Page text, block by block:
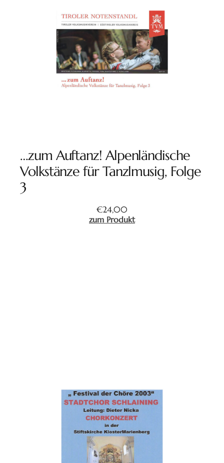
…zum Auftanz! Alpenländische
Volkstänze für Tanzlmusig, Folge
3
€24,00
zum Produkt